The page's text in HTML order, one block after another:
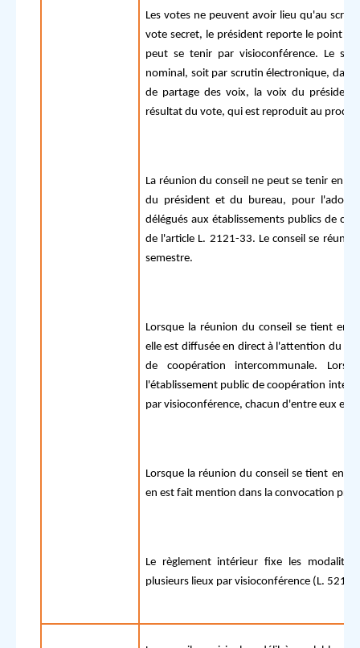
Les votes ne peuvent avoir lieu qu'au
vote secret, le président reporte le point
peut se tenir par visioconférence. Le
nominal, soit par scrutin électronique, dans
de partage des voix, la voix du
résultat du vote, qui est reproduit au
La réunion du conseil ne peut se tenir en
du président et du bureau, pour
délégués aux établissements publics de
de l'article L. 2121-33. Le conseil se
semestre.
Lorsque la réunion du conseil se tient
elle est diffusée en direct à l'attention du
de coopération intercommunale.
l'établissement public de coopération
par visioconférence, chacun d'entre eux est
Lorsque la réunion du conseil se tient
en est fait mention dans la convocation
Le règlement intérieur fixe les
plusieurs lieux par visioconférence (L. 5211-